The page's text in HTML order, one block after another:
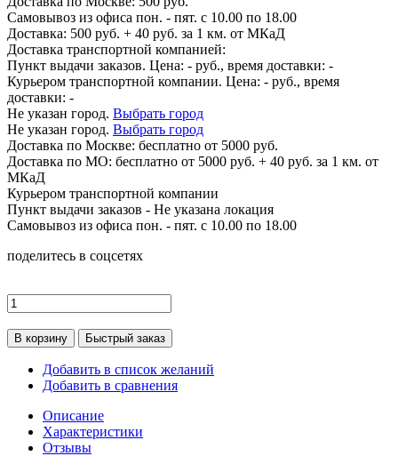
Самовывоз из офиса пон. - пят. с 10.00 по 18.00
Доставка: 500 руб. + 40 руб. за 1 км. от МКаД
Доставка транспортной компанией:
Пункт выдачи заказов. Цена: - руб., время доставки: -
Курьером транспортной компании. Цена: - руб., время
доставки: -
Не указан город. Выбрать город
Не указан город. Выбрать город
Доставка по Москве: бесплатно от 5000 руб.
Доставка по МО: бесплатно от 5000 руб. + 40 руб. за 1 км. от
МКаД
Курьером транспортной компании
Пункт выдачи заказов - Не указана локация
Самовывоз из офиса пон. - пят. с 10.00 по 18.00
поделитесь в соцсетях
В корзину Быстрый заказ
Добавить в список желаний
Добавить в сравнения
Описание
Характеристики
Отзывы